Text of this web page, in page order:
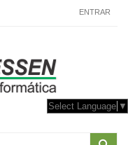
ENTRAR
Select Language ▼